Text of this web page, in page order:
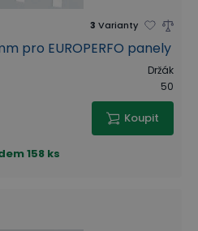
3 Varianty
pro EUROPERFO panely
Držák
50
Koupit
158 ks